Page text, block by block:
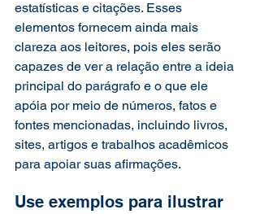
estatísticas e citações. Esses
elementos fornecem ainda mais
clareza aos leitores, pois eles serão
capazes de ver a relação entre a ideia
principal do parágrafo e o que ele
apóia por meio de números, fatos e
fontes mencionadas, incluindo livros,
sites, artigos e trabalhos acadêmicos
para apoiar suas afirmações.
Use exemplos para ilustrar